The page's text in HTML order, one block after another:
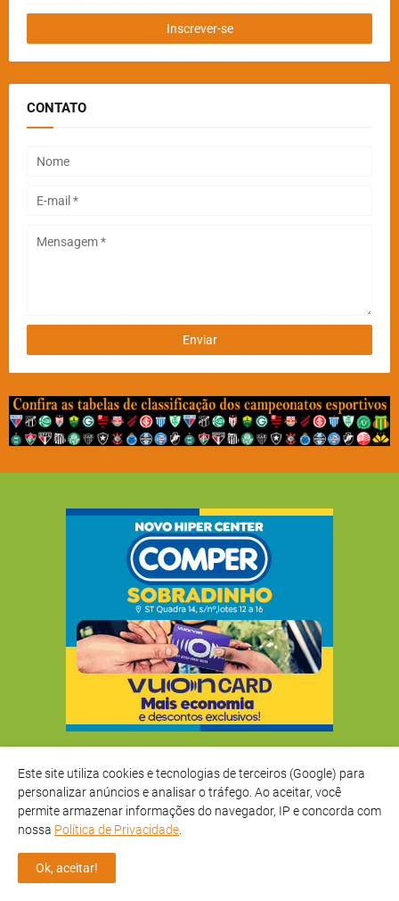
CONTATO
Este site utiliza cookies e tecnologias de terceiros (Google) para
personalizar anúncios e analisar o tráfego. Ao aceitar, você
permite armazenar informações do navegador, IP e concorda com
nossa Política de Privacidade
Ok, aceitar!